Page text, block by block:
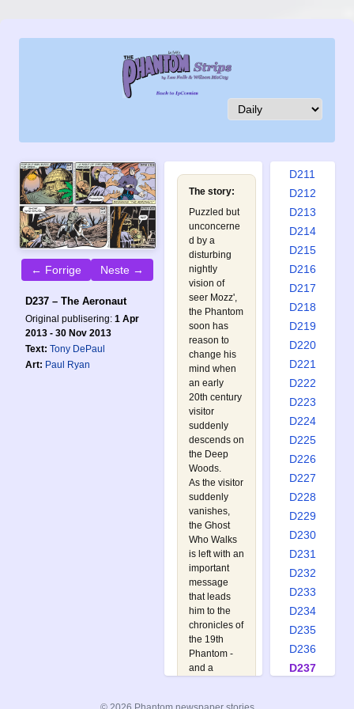
← Forrige Neste →
D237 – The Aeronaut
Original publisering: 1 Apr
2013 - 30 Nov 2013
Text: Tony DePaul
Art: Paul Ryan
The story:
Puzzled but
unconcerne
d by a
disturbing
nightly
vision of
seer Mozz',
the Phantom
soon has
reason to
change his
mind when
an early
20th century
visitor
suddenly
descends on
the Deep
Woods.
As the visitor
suddenly
vanishes,
the Ghost
Who Walks
is left with an
important
message
that leads
him to the
chronicles of
the 19th
Phantom -
and a
D204
D207
D211
D212
D213
D214
D215
D216
D217
D218
D219
D220
D221
D222
D223
D224
D225
D226
D227
D228
D229
D230
D231
D232
D233
D234
D235
D236
D237